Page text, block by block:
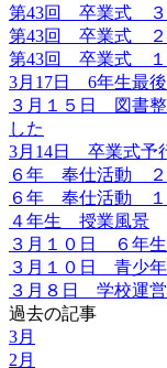
第43回 卒業式 ３
第43回 卒業式 ２
第43回 卒業式 １
3月17日 6年生最
３月１５日 図書整
した
3月14日 卒業式予
６年 奉仕活動 ２
６年 奉仕活動 １
４年生 授業風景
３月１０日 ６年
３月１０日 青少
３月８日 学校運
過去の記事
3月
2月